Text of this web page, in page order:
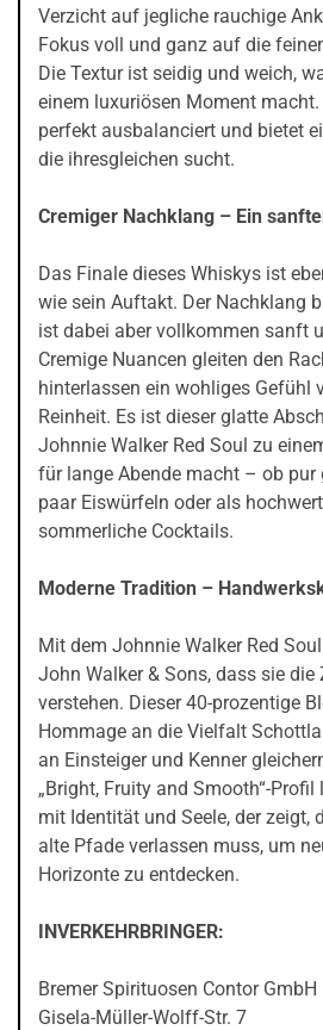
Verzicht auf jegliche rauchige
Fokus voll und ganz auf die
Die Textur ist seidig und weich,
einem luxuriösen Moment
perfekt ausbalanciert und bietet
die ihresgleichen sucht.
Cremiger Nachklang – Ein
Das Finale dieses Whiskys ist
wie sein Auftakt. Der Nachklang
ist dabei aber vollkommen sanft
Cremige Nuancen gleiten den
hinterlassen ein wohliges Gefühl
Reinheit. Es ist dieser glatte
Johnnie Walker Red Soul zu
für lange Abende macht – ob pur
paar Eiswürfeln oder als
sommerliche Cocktails.
Moderne Tradition –
Mit dem Johnnie Walker Red
John Walker & Sons, dass sie die
verstehen. Dieser 40-prozentige
Hommage an die Vielfalt
an Einsteiger und Kenner
„Bright, Fruity and Smooth“-Profil
mit Identität und Seele, der zeigt,
alte Pfade verlassen muss, um
Horizonte zu entdecken.
INVERKEHRBRINGER:
Bremer Spirituosen Contor GmbH
Gisela-Müller-Wolff-Str. 7